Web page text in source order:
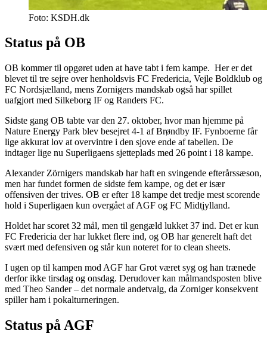
Foto: KSDH.dk
Status på OB
OB kommer til opgøret uden at have tabt i fem kampe. Her er det
blevet til tre sejre over henholdsvis FC Fredericia, Vejle Boldklub og
FC Nordsjælland, mens Zornigers mandskab også har spillet
uafgjort med Silkeborg IF og Randers FC.
Sidste gang OB tabte var den 27. oktober, hvor man hjemme på
Nature Energy Park blev besejret 4-1 af Brøndby IF. Fynboerne får
lige akkurat lov at overvintre i den sjove ende af tabellen. De
indtager lige nu Superligaens sjetteplads med 26 point i 18 kampe.
Alexander Zörnigers mandskab har haft en svingende efterårssæson,
men har fundet formen de sidste fem kampe, og det er især
offensiven der trives. OB er efter 18 kampe det tredje mest scorende
hold i Superligaen kun overgået af AGF og FC Midtjylland.
Holdet har scoret 32 mål, men til gengæld lukket 37 ind. Det er kun
FC Fredericia der har lukket flere ind, og OB har generelt haft det
svært med defensiven og står kun noteret for to clean sheets.
I ugen op til kampen mod AGF har Grot været syg og han trænede
derfor ikke tirsdag og onsdag. Derudover kan målmandsposten blive
med Theo Sander – det normale andetvalg, da Zorniger konsekvent
spiller ham i pokalturneringen.
Status på AGF